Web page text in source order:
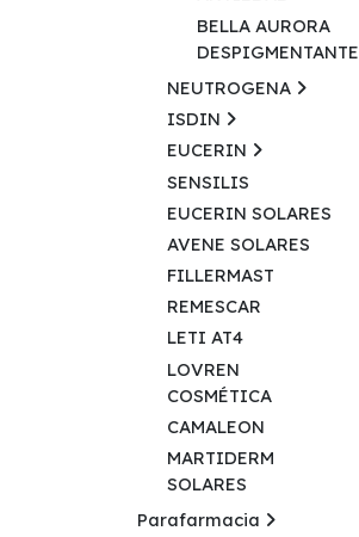
BELLA AURORA
DESPIGMENTANTE
NEUTROGENA
ISDIN
EUCERIN
SENSILIS
EUCERIN SOLARES
AVENE SOLARES
FILLERMAST
REMESCAR
LETI AT4
LOVREN
COSMÉTICA
CAMALEON
MARTIDERM
SOLARES
Parafarmacia